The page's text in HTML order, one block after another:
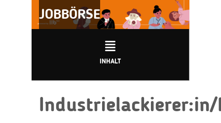
JOBBÖRSE
INHALT